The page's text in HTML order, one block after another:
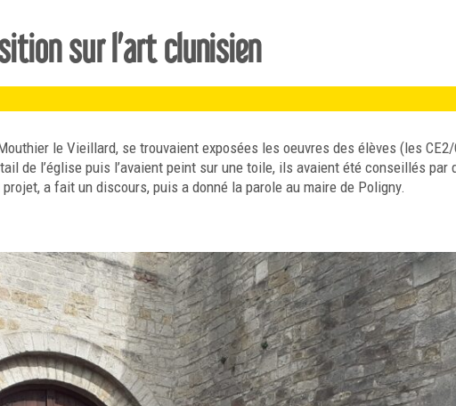
sur l’art clunisien
le Vieillard, se trouvaient exposées les oeuvres des élèves (les
de l’église puis l’avaient peint sur une toile, ils avaient été conseillés par
a fait un discours, puis a donné la parole au maire de Poligny.